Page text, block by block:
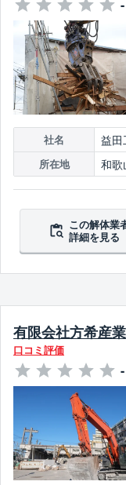
-
社名 益田
所在地 和歌
この解体業
詳細を見る
有限会社方希産業
口コミ評価
-